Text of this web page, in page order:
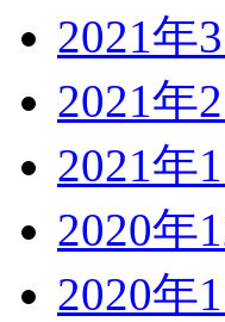
2021年3
2021年2
2021年1
2020年
2020年